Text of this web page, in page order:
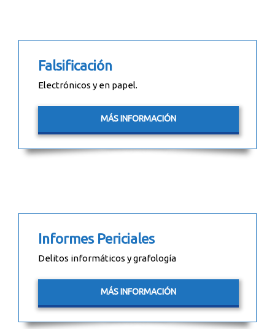
Falsificación
Electrónicos y en papel.
MÁS INFORMACIÓN
Informes Periciales
Delitos informáticos y grafología
MÁS INFORMACIÓN